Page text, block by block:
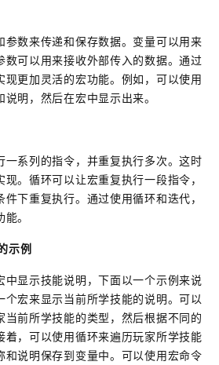
参数来传递和保存数据。变量可以用来
数可以用来接收外部传入的数据。通过
现更加灵活的宏功能。例如，可以使用
明，然后在宏中显示出来。
一系列的指令，并重复执行多次。这时
。循环可以让宏重复执行一段指令，
下重复执行。通过使用循环和迭代，
。
示例
中显示技能说明，下面以一个示例来说
个宏来显示当前所学技能的说明。可以
当前所学技能的类型，然后根据不同的
着，可以使用循环来遍历玩家所学技能
和说明保存到变量中。可以使用宏命令